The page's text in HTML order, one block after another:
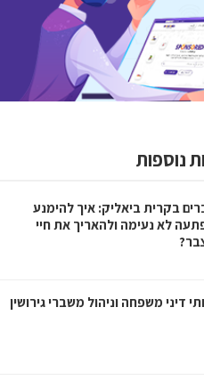
נוספות
בקרית ביאליק: איך להימנע
לא נעימה ולהאריך את חיי
דיני משפחה וניהול משברי גירושין